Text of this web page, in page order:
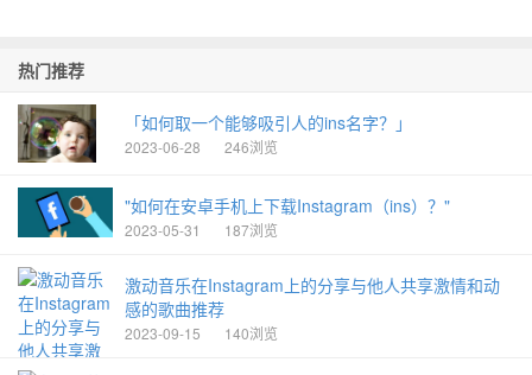
热门推荐
「如何取一个能够吸引人的ins名字？」
2023-06-28 246浏览
"如何在安卓手机上下载Instagram（ins）？"
2023-05-31 187浏览
激动音乐在Instagram上的分享与他人共享激情和动
感的歌曲推荐
2023-09-15 140浏览